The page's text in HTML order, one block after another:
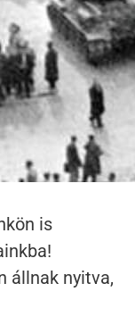
is
állnak nyitva,